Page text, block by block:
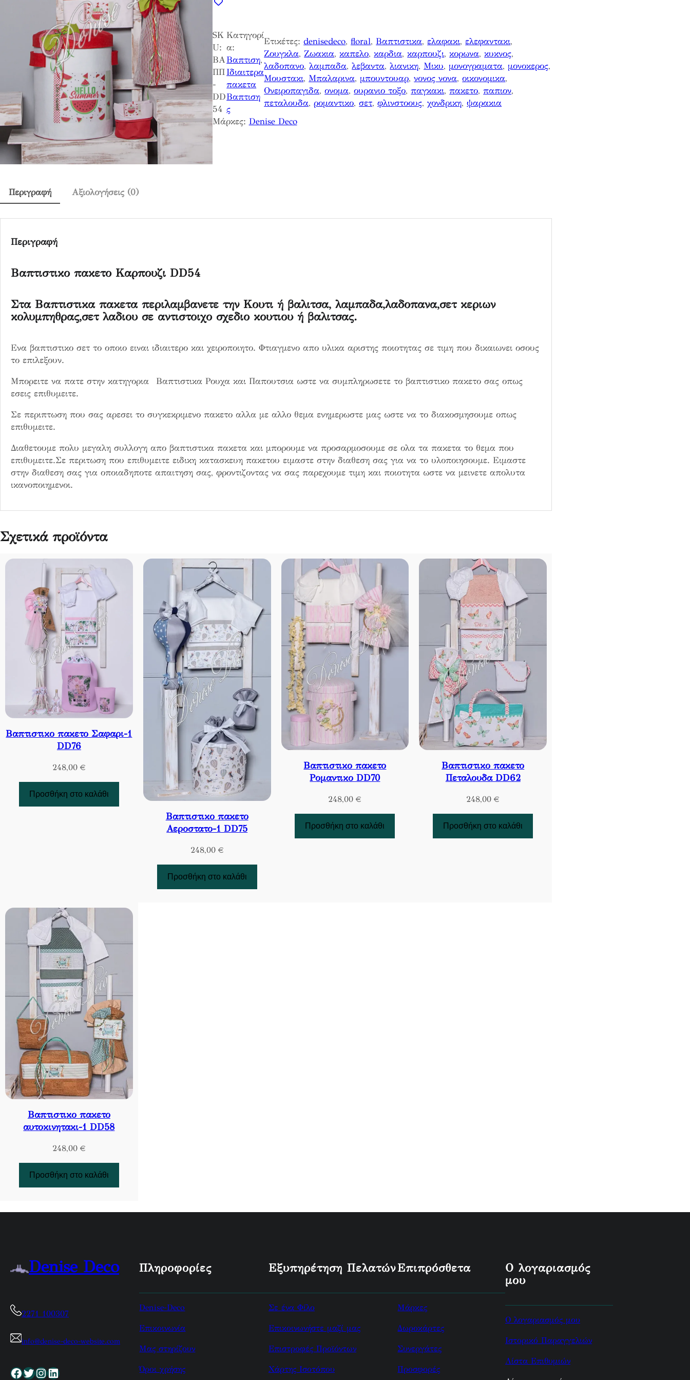
σ
τ
ι
κ
ο
π
α
κ
ε
ο
ο
4
π
σ
η
SK
U:
ΒΑ
ΠΠ
-
DD
54
Κατηγορί
α:
Βαπτιση ,
Ιδιαιτερα
πακετα
Βαπτιση
ς
Ετικέτες:denisedeco, floral, Βαπτιστικα, ελαφακι, ελεφαντακι
Ζουγκλα, Ζωακια, καπελο, καρδια, καρπουζι, κορωνα, κυκνος
λαδοπανο, λαμπαδα, λεβαντα, λιανικη, Μικυ, μονογραματα, μονοκερος
Μουστακι, Μπαλαρινα, μπουντουαρ, νονος νονα, οικονομικα
Ονειροπαγιδα, ονομα, ουρανιο τοξο, παγκακι, πακετο, παπιον
πεταλουδα, ρομαντικο, σετ, φλινστοους, χονδρικη, ψαρακια
Μάρκες: Denise Deco
Περιγραφή Αξιολογήσεις (0)
Περιγραφή
Βαπτιστικο πακετο Καρπουζι DD54
Στα Βαπτιστικα πακετα περιλαμβανετε την Κουτι ή βαλιτσα, λαμπαδα,λαδοπανα,σετ κεριων
κολυμπηθρας,σετ λαδιου σε αντιστοιχο σχεδιο κουτιου ή βαλιτσας.
Ενα βαπτιστικο σετ το οποιο ειναι ιδιαιτερο και χειροποιητο. Φτιαγμενο απο υλικα αριστης ποιοτητας σε τιμη που δικαιωνει οσους
το επιλεξουν.
Μπορειτε να πατε στην κατηγορια Βαπτιστικα Ρουχα και Παπουτσια ωστε να συμπληρωσετε το βαπτιστικο πακετο σας οπως
εσεις επιθυμειτε.
Σε περιπτωση που σας αρεσει το συγκεκριμενο πακετο αλλα με αλλο θεμα ενημερωστε μας ωστε να το διακοσμησουμε οπως
επιθυμειτε.
Διαθετουμε πολυ μεγαλη συλλογη απο βαπτιστικα πακετα και μπορουμε να προσαρμοσουμε σε ολα τα πακετα το θεμα που
επιθυμειτε.Σε περιτωση που επιθυμειτε ειδικη κατασκευη πακετου ειμαστε στην διαθεση σας για να το υλοποιησουμε. Ειμαστε
στην διαθεση σας για οποιαδηποτε απαιτηση σας, φροντιζοντας να σας παρεχουμε τιμη και ποιοτητα ωστε να μεινετε απολυτα
ικανοποιημενοι.
Σχετικά προϊόντα
Βαπτιστικο πακετο Σαφαρι-1
DD76
248,00 €
Προσθήκη στο καλάθι
Βαπτιστικο πακετο
Αεροστατο-1 DD75
248,00 €
Προσθήκη στο καλάθι
Βαπτιστικο πακετο
Ρομαντικο DD70
248,00 €
Προσθήκη στο καλάθι
Βαπτιστικο πακετο
Πεταλουδα DD62
248,00 €
Προσθήκη στο καλάθι
Βαπτιστικο πακετο
αυτοκινητακι-1 DD58
248,00 €
Προσθήκη στο καλάθι
Denise Deco
2271 100307
info@denise-deco-website.com
Facebook Twitter InstagramLinkedin
Πληροφορίες
Denise-Deco
Επικοινωνία
Μας στηρίζουν
Όροι χρήσης
Εξυπηρέτηση Πελατών
Σε ένα Φίλο
Επικοινωνήστε μαζί μας
Επιστροφές Προϊόντων
Χάρτης Ισοτόπου
Επιπρόσθετα
Μάρκες
Δωροκάρτες
Συνεργάτες
Προσφορές
Ο λογαριασμός
μου
Ο λογαριασμός μου
Ιστορικό Παραγγελιών
Λίστα Επιθυμιών